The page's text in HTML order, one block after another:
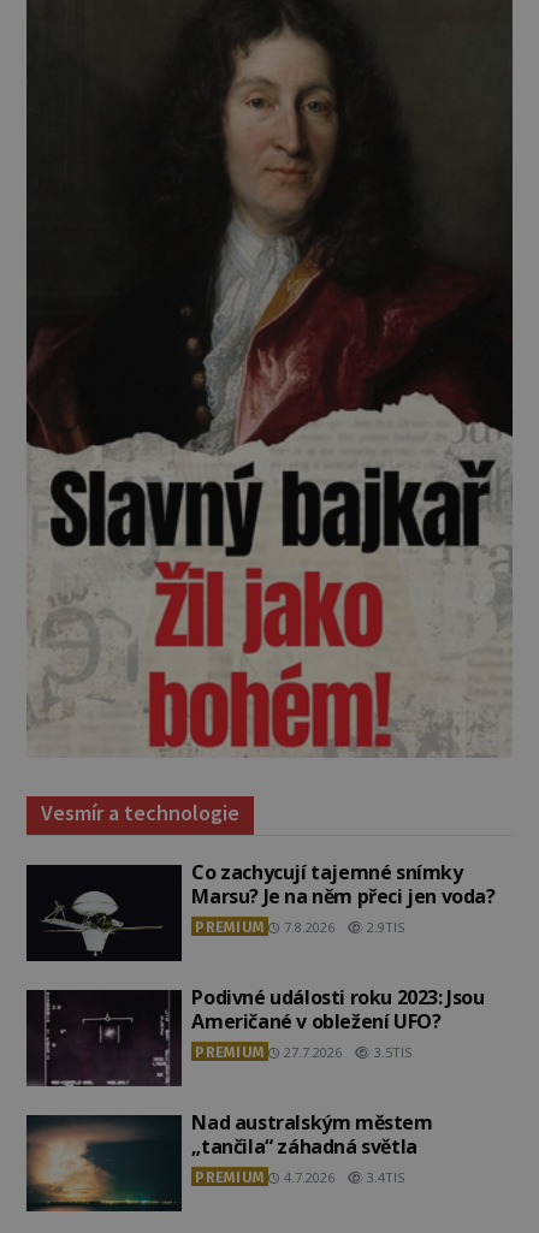
Vesmír a technologie
Co zachycují tajemné snímky
Marsu? Je na něm přeci jen voda?
PREMIUM 7.8.2026 2.9TIS
Podivné události roku 2023: Jsou
Američané v obležení UFO?
PREMIUM 27.7.2026 3.5TIS
Nad australským městem
„tančila“ záhadná světla
PREMIUM 4.7.2026 3.4TIS